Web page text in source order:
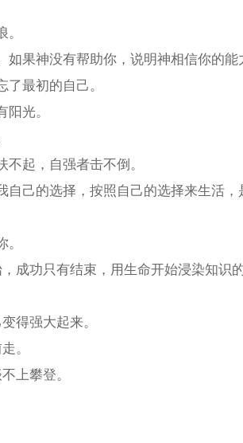
如果神没有帮助你，说明神相信你的能
最初的自己。
光。
起，自强者击不倒。
自己的选择，按照自己的选择来生活
成功只有结束，用生命开始浸染知识
得强大起来。
。
上攀登。